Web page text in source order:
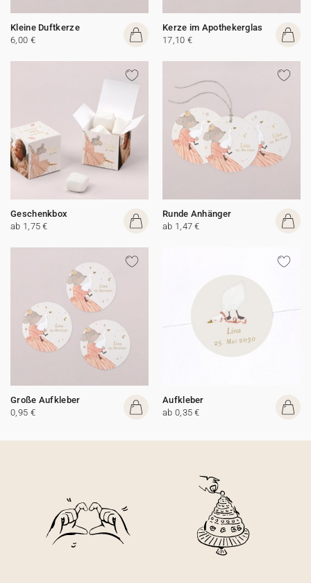
Kleine Duftkerze
6,00 €
Kerze im Apothekerglas
17,10 €
Geschenkbox
ab 1,75 €
Runde Anhänger
ab 1,47 €
Große Aufkleber
0,95 €
Aufkleber
ab 0,35 €